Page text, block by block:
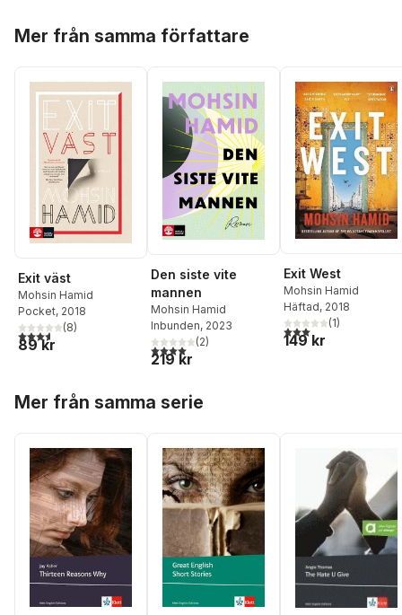
Mer från samma författare
Exit väst
Mohsin Hamid
Pocket, 2018
3,6utav 5 stjärnor. Totalt antal röster:
(8)
89 kr
Den siste vite
mannen
Mohsin Hamid
Inbunden, 2023
4,0utav 5 stjärnor. Totalt antal röster:
(2)
219 kr
Exit West
Mohsin Hamid
Häftad, 2018
3,0utav 5 stjärnor.
(1)
149 kr
Mer från samma serie